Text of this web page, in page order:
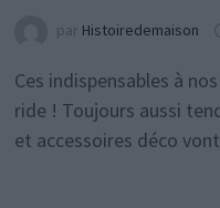
par Histoiredemaison
Ces indispensables à
ride ! Toujours aussi
et accessoires déco